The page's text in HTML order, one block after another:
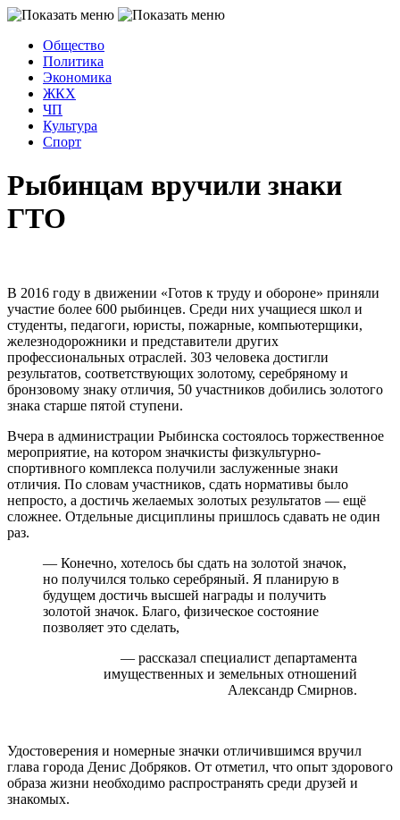
Общество
Политика
Экономика
ЖКХ
ЧП
Культура
Спорт
Рыбинцам вручили знаки
ГТО
В 2016 году в движении «Готов к труду и обороне» приняли
участие более 600 рыбинцев. Среди них учащиеся школ и
студенты, педагоги, юристы, пожарные, компьютерщики,
железнодорожники и представители других
профессиональных отраслей. 303 человека достигли
результатов, соответствующих золотому, серебряному и
бронзовому знаку отличия, 50 участников добились золотого
знака старше пятой ступени.
Вчера в администрации Рыбинска состоялось торжественное
мероприятие, на котором значкисты физкультурно-
спортивного комплекса получили заслуженные знаки
отличия. По словам участников, сдать нормативы было
непросто, а достичь желаемых золотых результатов — ещё
сложнее. Отдельные дисциплины пришлось сдавать не один
раз.
— Конечно, хотелось бы сдать на золотой значок,
но получился только серебряный. Я планирую в
будущем достичь высшей награды и получить
золотой значок. Благо, физическое состояние
позволяет это сделать,
— рассказал специалист департамента
имущественных и земельных отношений
Александр Смирнов.
Удостоверения и номерные значки отличившимся вручил
глава города Денис Добряков. От отметил, что опыт здорового
образа жизни необходимо распространять среди друзей и
знакомых.